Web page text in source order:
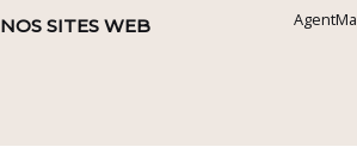
NOS SITES WEB